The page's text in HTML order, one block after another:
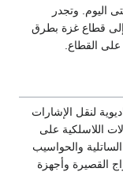
اليوم. وتجدر
إلى قطاع غزة بطرق
القطاع.
لنقل الإشارات
اللاسلكية على
والحواسيب
القصيرة وأجهزة